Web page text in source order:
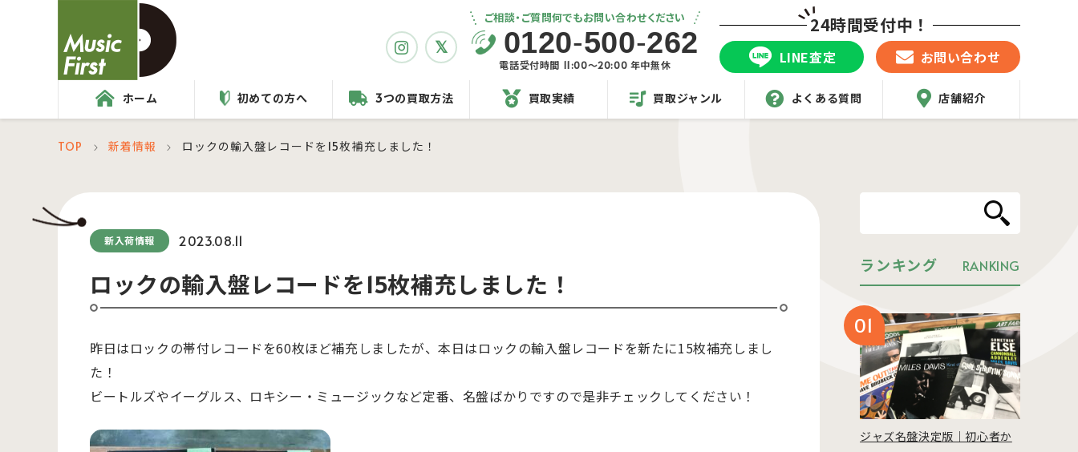
ホーム 初めての方へ 3つの買取方法 買取実績 買取ジャンル よくある質問 店舗紹介
ご相談・ご質問何でもお問い合わせください
0120-500-262
電話受付時間 11:00〜20:00 年中無休
24時間受付中！
LINE査定 お問い合わせ
TOP ＞ 新着情報 ＞ ロックの輸入盤レコードを15枚補充しました！
新入荷情報 2023.08.11
ロックの輸入盤レコードを15枚補充しました！
昨日はロックの帯付レコードを60枚ほど補充しましたが、本日はロックの輸入盤レコードを新たに15枚補充しまし
た！
ビートルズやイーグルス、ロキシー・ミュージックなど定番、名盤ばかりですので是非チェックしてください！
ランキング RANKING
ジャズ名盤決定版｜初心者か